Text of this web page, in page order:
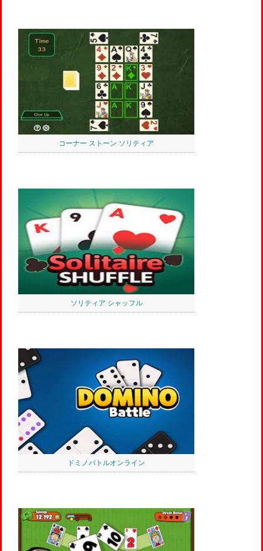
コーナー ストーン ソリティア
ソリティア シャッフル
ドミノバトルオンライン